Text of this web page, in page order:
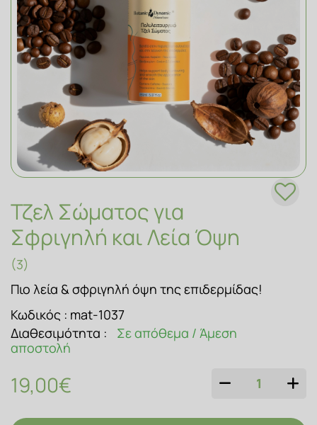
ΣΑΠΟΥΝΙΑ
Τζελ Σώματος για
Σφριγηλή και Λεία Όψη
(3)
Πιο λεία & σφριγηλή όψη της επιδερμίδας!
Κωδικός : mat-1037
Διαθεσιμότητα :
Σε απόθεμα / Άμεση
αποστολή
19,00€